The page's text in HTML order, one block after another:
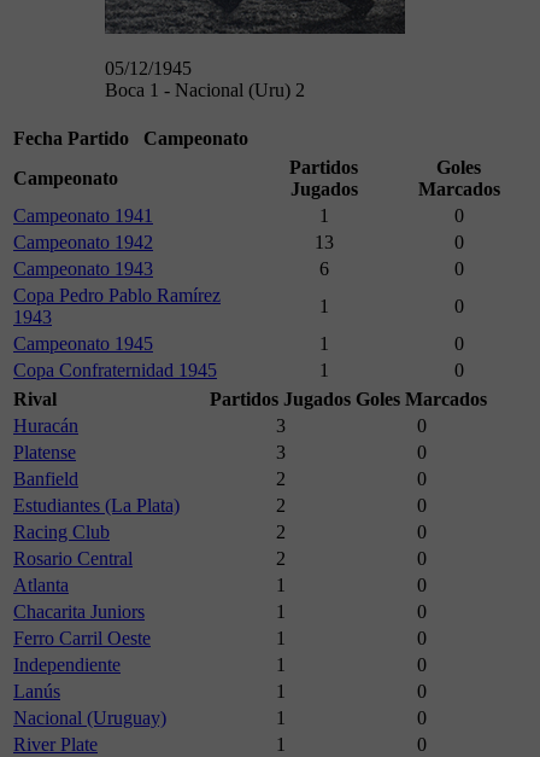
05/12/1945
Boca 1 - Nacional (Uru) 2
Fecha Partido
Campeonato
Campeonato
Partidos
Jugados
Goles
Marcados
Campeonato 1941
1
0
Campeonato 1942
13
0
Campeonato 1943
6
0
Copa Pedro Pablo Ramírez
1943
1
0
Campeonato 1945
1
0
Copa Confraternidad 1945
1
0
Rival
Partidos Jugados Goles Marcados
Huracán
3
0
Platense
3
0
Banfield
2
0
Estudiantes (La Plata)
2
0
Racing Club
2
0
Rosario Central
2
0
Atlanta
1
0
Chacarita Juniors
1
0
Ferro Carril Oeste
1
0
Independiente
1
0
Lanús
1
0
Nacional (Uruguay)
1
0
River Plate
1
0